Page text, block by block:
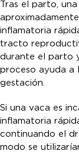
Tras el parto,
inflamatoria
tracto
durante el parto
proceso ayuda a
gestación.
Si una vaca es
inflamatoria
continuando el
modo se